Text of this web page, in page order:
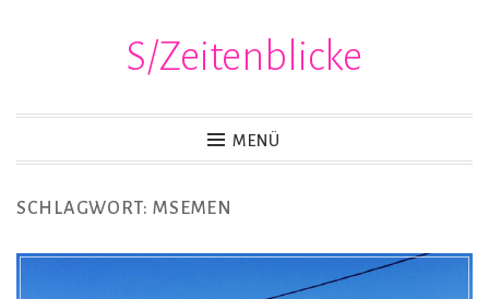
S/Zeitenblicke
MENÜ
SCHLAGWORT: MSEMEN